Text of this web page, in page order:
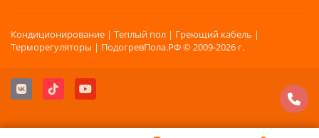
Кондиционирование | Теплый пол | Греющий кабель |
Терморегуляторы | ПодогревПола.РФ © 2009-2026 г.